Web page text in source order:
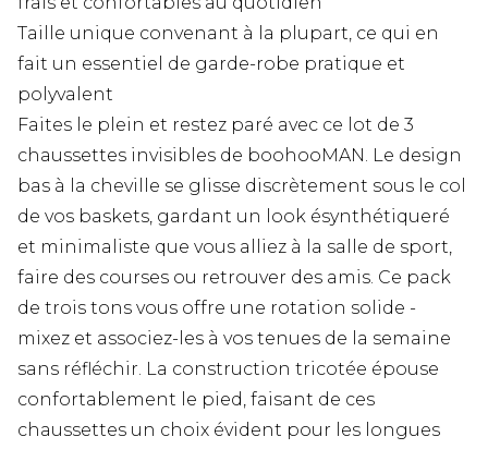
Taille unique convenant à la plupart, ce qui en
fait un essentiel de garde-robe pratique et
polyvalent
Faites le plein et restez paré avec ce lot de 3
chaussettes invisibles de boohooMAN. Le design
bas à la cheville se glisse discrètement sous le col
de vos baskets, gardant un look ésynthétiqueré
et minimaliste que vous alliez à la salle de sport,
faire des courses ou retrouver des amis. Ce pack
de trois tons vous offre une rotation solide -
mixez et associez-les à vos tenues de la semaine
sans réfléchir. La construction tricotée épouse
confortablement le pied, faisant de ces
chaussettes un choix évident pour les longues